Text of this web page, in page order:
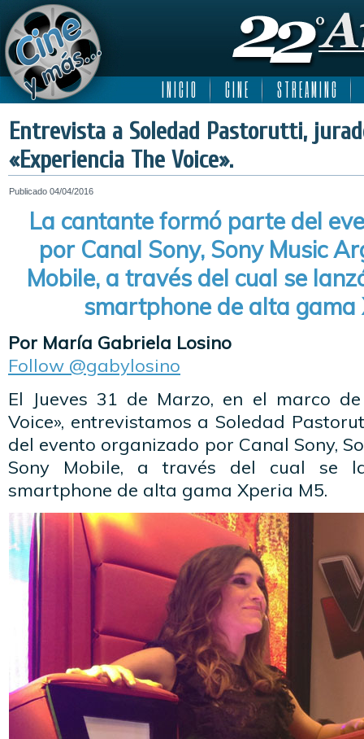
I N I C I O C I N E S T R E A M I N G
Entrevista a Soledad Pastorutti,
«Experiencia The Voice».
Publicado 04/04/2016
La cantante formó parte del
por Canal Sony, Sony Music
Mobile, a través del cual se
smartphone de alta gama
Por María Gabriela Losino
Follow @gabylosino
El Jueves 31 de Marzo, en el marco
Voice», entrevistamos a Soledad
del evento organizado por Canal Sony,
Sony Mobile, a través del cual se
smartphone de alta gama Xperia M5.